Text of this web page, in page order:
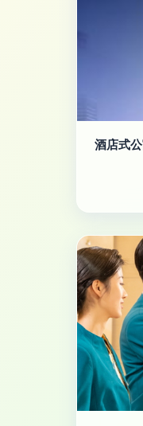
酒店式